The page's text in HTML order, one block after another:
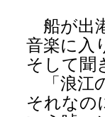
船が出
音楽に入
そして聞
「浪江
それなの